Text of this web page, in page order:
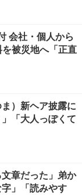
会社・個人から
被災地へ「正直
）新ヘア披露に
「大人っぽくて
章だった」弟か
」「読みやす